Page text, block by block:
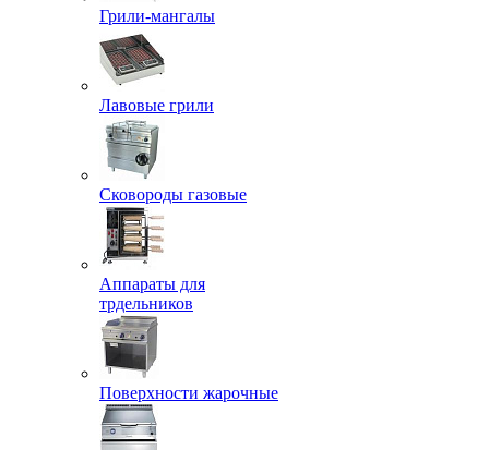
Грили-мангалы
Лавовые грили
Сковороды газовые
Аппараты для
трдельников
Поверхности жарочные